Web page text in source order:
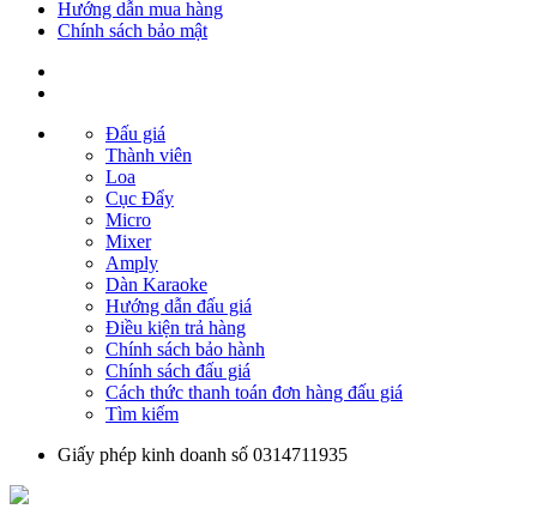
Hướng dẫn mua hàng
Chính sách bảo mật
Đấu giá
Thành viên
Loa
Cục Đẩy
Micro
Mixer
Amply
Dàn Karaoke
Hướng dẫn đấu giá
Điều kiện trả hàng
Chính sách bảo hành
Chính sách đấu giá
Cách thức thanh toán đơn hàng đấu giá
Tìm kiếm
Giấy phép kinh doanh số 0314711935